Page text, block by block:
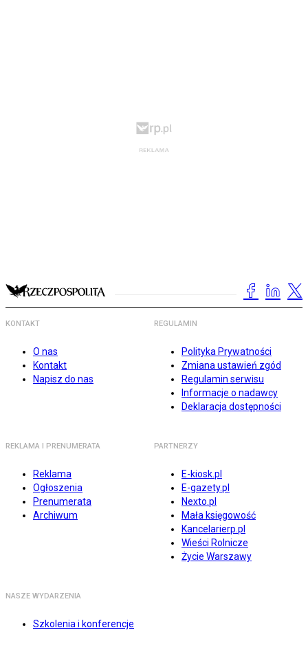
KONTAKT
O nas
Kontakt
Napisz do nas
REGULAMIN
Polityka Prywatności
Zmiana ustawień zgód
Regulamin serwisu
Informacje o nadawcy
Deklaracja dostępności
REKLAMA I PRENUMERATA
Reklama
Ogłoszenia
Prenumerata
Archiwum
PARTNERZY
E-kiosk.pl
E-gazety.pl
Nexto.pl
Mała księgowość
Kancelarierp.pl
Wieści Rolnicze
Życie Warszawy
NASZE WYDARZENIA
Szkolenia i konferencje